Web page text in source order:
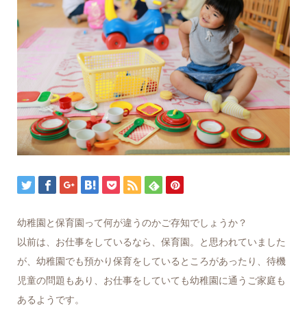
幼稚園と保育園って何が違うのかご存知でしょうか？
以前は、お仕事をしているなら、保育園。と思われていました
が、幼稚園でも預かり保育をしているところがあったり、待機
児童の問題もあり、お仕事をしていても幼稚園に通うご家庭も
あるようです。